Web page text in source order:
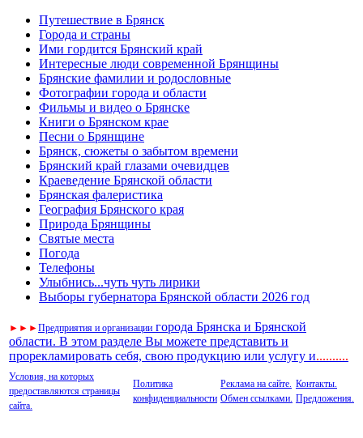
Путешествие в Брянск
Города и страны
Ими гордится Брянский край
Интересные люди современной Брянщины
Брянские фамилии и родословные
Фотографии города и области
Фильмы и видео о Брянске
Книги о Брянском крае
Песни о Брянщине
Брянск, сюжеты о забытом времени
Брянский край глазами очевидцев
Краеведение Брянской области
Брянская фалеристика
География Брянского края
Природа Брянщины
Святые места
Погода
Телефоны
Улыбнись...чуть чуть лирики
Выборы губернатора Брянской области 2026 год
► ► ►Предприятия и организации города Брянска и Брянской
области. В этом разделе Вы можете представить и
прорекламировать себя, свою продукцию или услугу и..........
Условия, на которых
предоставляются страницы
сайта.
Политика
конфиденциальности
Реклама на сайте.
Обмен ссылками.
Контакты.
Предложения.